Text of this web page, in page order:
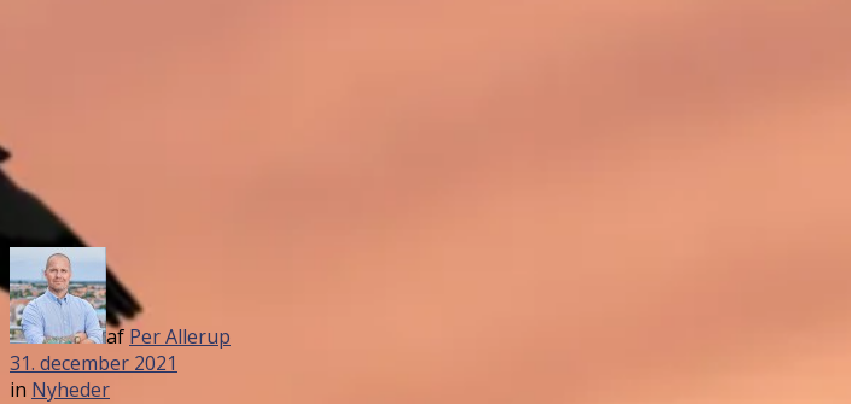
af Per Allerup
31. december 2021
in Nyheder